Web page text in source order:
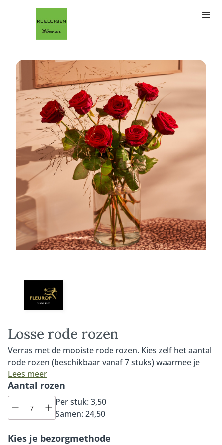
Losse rode rozen
Verras met de mooiste rode rozen. Kies zelf het aantal
rode rozen (beschikbaar vanaf 7 stuks) waarmee je
iemand wilt verrassen. Onze premium Red Naomi
rozen zijn van de allerhoogste kwaliteit, van
Nederlandse bodem en de mooiste in hun soort. De
Red Naomi roos is een prachtige roos met
fluweelachtige bloemblaadjes, een grote knop en tot
wel tachtig bloemblaadjes per roos. Bovendien heeft
Lees meer
Aantal rozen
Per stuk: 3,50
Samen: 24,50
Kies je bezorgmethode